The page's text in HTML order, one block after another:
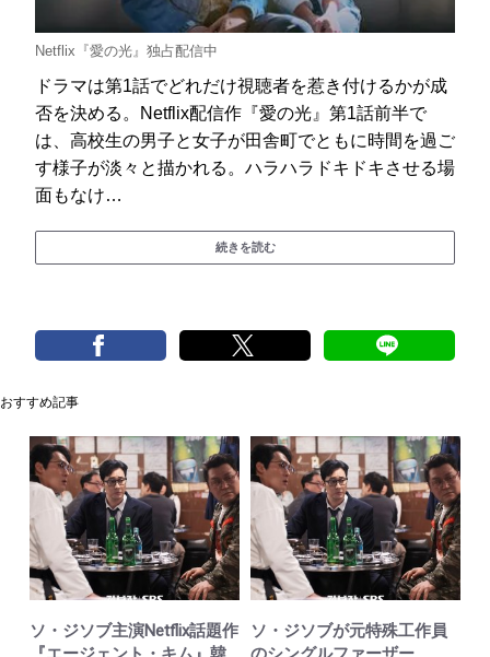
Netflix『愛の光』独占配信中
ドラマは第1話でどれだけ視聴者を惹き付けるかが成
否を決める。Netflix配信作『愛の光』第1話前半で
は、高校生の男子と女子が田舎町でともに時間を過ご
す様子が淡々と描かれる。ハラハラドキドキさせる場
面もなけ…
続きを読む
おすすめ記事
ソ・ジソブ主演Netflix話題作
ソ・ジソブが元特殊工作員